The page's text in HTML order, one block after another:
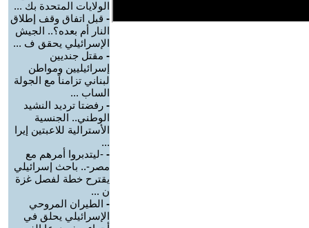
الولايات المتحدة بك ...
- قبل اتفاق وقف إطلاق
النار أم بعده؟.. الجيش
الإسرائيلي يحقق ف ...
- مقتل جنديين
إسرائيليين ومواطن
لبناني تزامناً مع الجولة
الساب ...
- رفضتا ترديد النشيد
الوطني.. الجنسية
الأسترالية للاعبتين إيرا
...
- -ليتدبروا أمرهم مع
مصر-.. باحث إسرائيلي
يقترح خطة لفصل غزة
ن ...
- الطيران المروحي
الإسرائيلي يحلق في